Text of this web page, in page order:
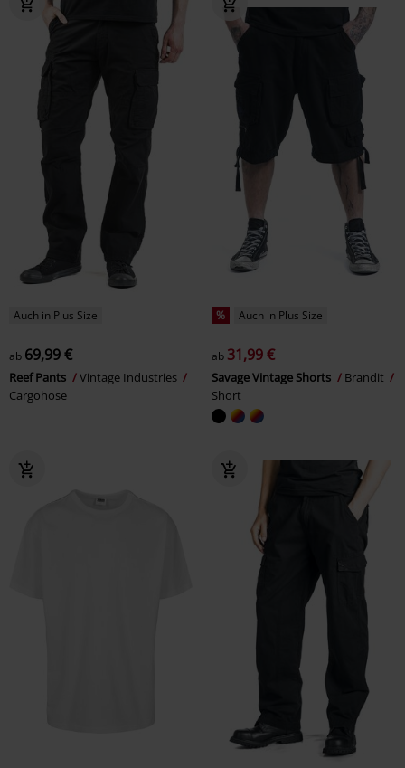
Auch in Plus Size
ab 69,99 €
Reef Pants
Vintage Industries
Cargohose
% Auch in Plus Size
ab 31,99 €
Savage Vintage Shorts
Brandit
Short